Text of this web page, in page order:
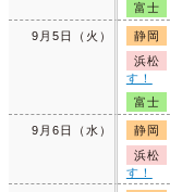
富士
9月5日（火） 静岡
浜松
す！
富士
9月6日（水） 静岡
浜松
す！